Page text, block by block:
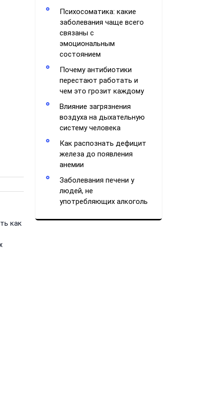
как
Психосоматика: какие
заболевания чаще всего
связаны с
эмоциональным
состоянием
Почему антибиотики
перестают работать и
чем это грозит каждому
Влияние загрязнения
воздуха на дыхательную
систему человека
Как распознать дефицит
железа до появления
анемии
Заболевания печени у
людей, не
употребляющих алкоголь